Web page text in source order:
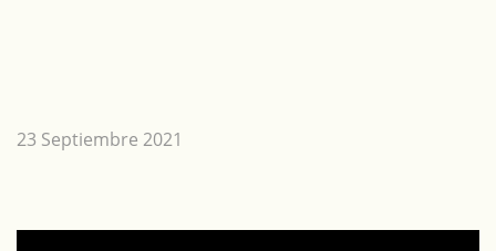
23 Septiembre 2021